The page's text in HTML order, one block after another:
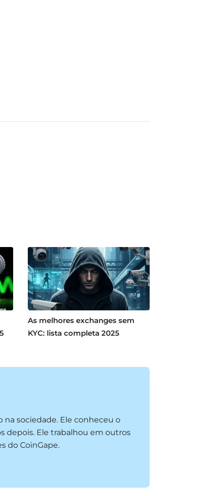
As melhores exchanges sem
KYC: lista completa 2025
sociedade. Ele conheceu o
depois. Ele trabalhou em outros
do CoinGape.